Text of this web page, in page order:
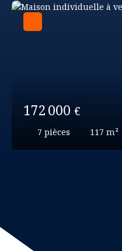
172 000 €
7 pièces 117 m²